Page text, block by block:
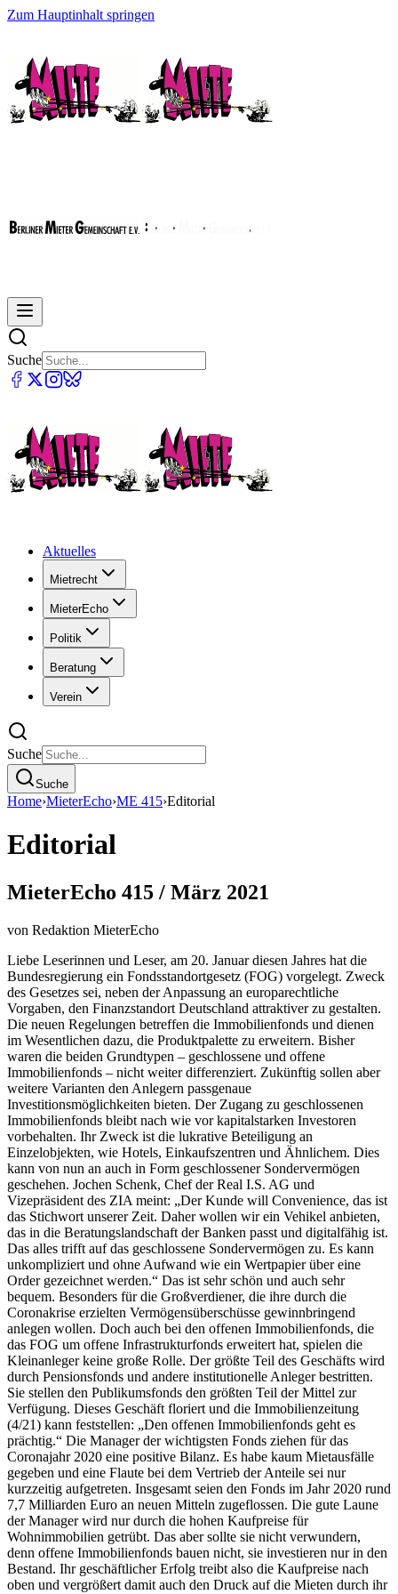
Zum Hauptinhalt springen
Suche
Aktuelles
Mietrecht
MieterEcho
Politik
Beratung
Verein
Suche
Suche
Home›MieterEcho›ME 415›Editorial
Editorial
MieterEcho 415 / März 2021
von Redaktion MieterEcho
Liebe Leserinnen und Leser, am 20. Januar diesen Jahres hat die
Bundesregierung ein Fondsstandortgesetz (FOG) vorgelegt. Zweck
des Gesetzes sei, neben der Anpassung an europarechtliche
Vorgaben, den Finanzstandort Deutschland attraktiver zu gestalten.
Die neuen Regelungen betreffen die Immobilienfonds und dienen
im Wesentlichen dazu, die Produktpalette zu erweitern. Bisher
waren die beiden Grundtypen – geschlossene und offene
Immobilienfonds – nicht weiter differenziert. Zukünftig sollen aber
weitere Varianten den Anlegern passgenaue
Investitionsmöglichkeiten bieten. Der Zugang zu geschlossenen
Immobilienfonds bleibt nach wie vor kapitalstarken Investoren
vorbehalten. Ihr Zweck ist die lukrative Beteiligung an
Einzelobjekten, wie Hotels, Einkaufszentren und Ähnlichem. Dies
kann von nun an auch in Form geschlossener Sondervermögen
geschehen. Jochen Schenk, Chef der Real I.S. AG und
Vizepräsident des ZIA meint: „Der Kunde will Convenience, das ist
das Stichwort unserer Zeit. Daher wollen wir ein Vehikel anbieten,
das in die Beratungslandschaft der Banken passt und digitalfähig ist.
Das alles trifft auf das geschlossene Sondervermögen zu. Es kann
unkompliziert und ohne Aufwand wie ein Wertpapier über eine
Order gezeichnet werden.“ Das ist sehr schön und auch sehr
bequem. Besonders für die Großverdiener, die ihre durch die
Coronakrise erzielten Vermögensüberschüsse gewinnbringend
anlegen wollen. Doch auch bei den offenen Immobilienfonds, die
das FOG um offene Infrastrukturfonds erweitert hat, spielen die
Kleinanleger keine große Rolle. Der größte Teil des Geschäfts wird
durch Pensionsfonds und andere institutionelle Anleger bestritten.
Sie stellen den Publikumsfonds den größten Teil der Mittel zur
Verfügung. Dieses Geschäft floriert und die Immobilienzeitung
(4/21) kann feststellen: „Den offenen Immobilienfonds geht es
prächtig.“ Die Manager der wichtigsten Fonds ziehen für das
Coronajahr 2020 eine positive Bilanz. Es habe kaum Mietausfälle
gegeben und eine Flaute bei dem Vertrieb der Anteile sei nur
kurzzeitig aufgetreten. Insgesamt seien den Fonds im Jahr 2020 rund
7,7 Milliarden Euro an neuen Mitteln zugeflossen. Die gute Laune
der Manager wird nur durch die hohen Kaufpreise für
Wohnimmobilien getrübt. Das aber sollte sie nicht verwundern,
denn offene Immobilienfonds bauen nicht, sie investieren nur in den
Bestand. Ihr geschäftlicher Erfolg treibt also die Kaufpreise nach
oben und vergrößert damit auch den Druck auf die Mieten durch ihr